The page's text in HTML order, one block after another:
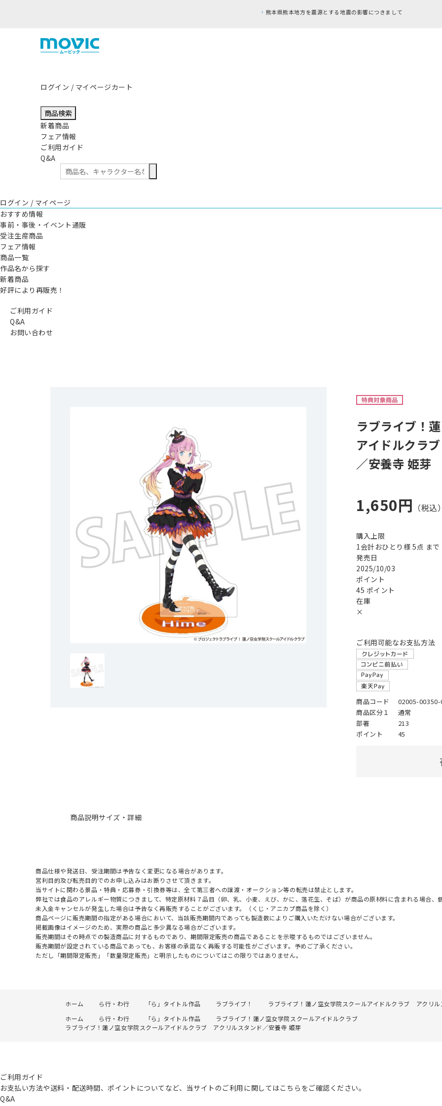
RFC違反アド
ログイン / マイページカート
商品検索
新着商品
フェア情報
ご利用ガイド
Q&A
ログイン / マイページ
おすすめ情報
事前・事後・イベント通販
受注生産商品
フェア情報
商品一覧
作品名から探す
新着商品
好評により再販売！
ご利用ガイド
Q&A
お問い合わせ
ラブライブ！
アイドルクラ
／安養寺 姫芽
1,650円
購入上限
1会計おひとり様 5点 まで
発売日
2025/10/03
ポイント
45 ポイント
在庫
×
ご利用可能なお支払方法
商品コード
02005-00350-
商品区分１
通常
部署
213
ポイント
45
商品説明サイズ・詳細
商品仕様や発送日、受注期間は予告なく変更になる場合があります。
営利目的及び転売目的でのお申し込みはお断りさせて頂きます。
当サイトに関わる景品・特典・応募券・引換券等は、全て第三者への譲渡・オークション等の転売は禁止とします。
弊社では食品のアレルギー物質につきまして、特定原材料７品目（卵、乳、小麦、えび、かに、落花生、そば）が商品の原材料に含まれる場合、
未入金キャンセルが発生した場合は予告なく再販売することがございます。（くじ・アニカプ商品を除く）
商品ページに販売期間の指定がある場合において、当該販売期間内であっても製造数によりご購入いただけない場合がございます。
掲載画像はイメージのため、実際の商品と多少異なる場合がございます。
販売期間はその時点での製造商品に対するものであり、期間限定販売の商品であることを示唆するものではございません。
販売期間が設定されている商品であっても、お客様の承諾なく再販する可能性がございます。予めご了承ください。
ただし「期間限定販売」「数量限定販売」と明示したものについてはこの限りではありません。
ホーム ら行・わ行 「ら」タイトル作品 ラブライブ！
ラブライブ！蓮ノ空女学院スクールアイドルクラブ アクリ
ホーム
ら行・わ行 「ら」タイトル作品
ラブライブ！蓮ノ空女学院スクールアイドルクラブ
ラブライブ！蓮ノ空女学院スクールアイドルクラブ アクリルスタンド／安養寺 姫芽
ご利用ガイド
お支払い方法や送料・配送時間、ポイントについてなど、当サイトのご利用に関してはこちらをご確認ください。
Q&A